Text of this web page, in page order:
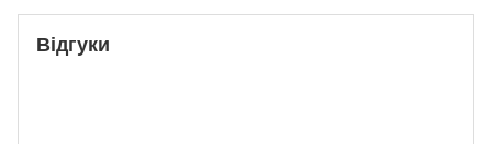
Відгуки